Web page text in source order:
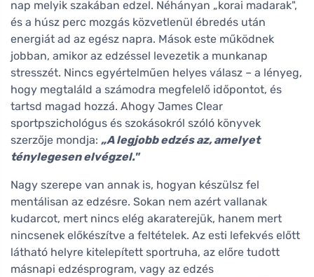
nap melyik szakában edzel. Néhányan „korai madarak",
és a húsz perc mozgás közvetlenül ébredés után
energiát ad az egész napra. Mások este működnek
jobban, amikor az edzéssel levezetik a munkanap
stresszét. Nincs egyértelműen helyes válasz – a lényeg,
hogy megtaláld a számodra megfelelő időpontot, és
tartsd magad hozzá. Ahogy James Clear
sportpszichológus és szokásokról szóló könyvek
szerzője mondja: „A legjobb edzés az, amelyet
ténylegesen elvégzel."
Nagy szerepe van annak is, hogyan készülsz fel
mentálisan az edzésre. Sokan nem azért vallanak
kudarcot, mert nincs elég akaraterejük, hanem mert
nincsenek előkészítve a feltételek. Az esti lefekvés előtt
látható helyre kitelepített sportruha, az előre tudott
másnapi edzésprogram, vagy az edzés